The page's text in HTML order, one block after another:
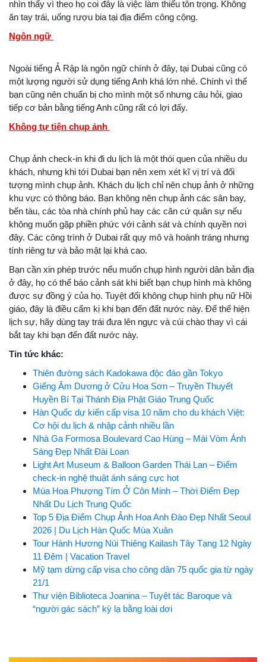
nhìn thấy vì theo họ coi đây là việc làm thiếu tôn trọng. Không
ăn tay trái, uống rượu bia tại địa điểm công cộng.
Ngôn ngữ
Ngoài tiếng Ả Rập là ngôn ngữ chính ở đây, tại Dubai cũng có
một lượng người sử dụng tiếng Anh khá lớn nhé. Chính vì thế
bạn cũng nên chuẩn bị cho mình một số nhưng câu hỏi, giao
tiếp cơ bản bằng tiếng Anh cũng rất có lợi đấy.
Không tự tiện chụp ảnh
Chụp ảnh check-in khi đi du lịch là một thói quen của nhiều du
khách, nhưng khi tới Dubai bạn nên xem xét kĩ vị trí và đối
tượng mình chụp ảnh. Khách du lịch chỉ nên chụp ảnh ở những
khu vực có thông báo. Bạn không nên chụp ảnh các sân bay,
bến tàu, các tòa nhà chính phủ hay các căn cứ quân sự nếu
không muốn gặp phiền phức với cảnh sát và chính quyền nơi
đây. Các công trình ở Dubai rất quy mô và hoành tráng nhưng
tính riêng tư và bảo mật lại khá cao.
Bạn cần xin phép trước nếu muốn chụp hình người dân bản địa
ở đây, họ có thể báo cảnh sát khi biết bạn chụp hình mà không
được sự đồng ý của họ. Tuyệt đối không chụp hình phụ nữ Hồi
giáo, đây là điều cấm kị khi bạn đến đất nước này. Để thể hiện
lịch sự, hãy dùng tay trái đưa lên ngực và cúi chào thay vì cái
bắt tay khi bạn đến đất nước này.
Tin tức khác:
Thiên đường sách Kadokawa độc đáo gần Tokyo
Giếng Âm Dương ở Cửu Hoa Sơn – Truyền Thuyết
Huyền Bí Tại Thánh Địa Phật Giáo Trung Quốc
Hàn Quốc dự kiến cấp visa 10 năm cho du khách Việt:
Cơ hội du lịch & nhập cảnh nhiều lần
Nhà Ga Formosa Boulevard Cao Hùng – Mái Vòm Ánh
Sáng Đẹp Nhất Đài Loan
Light Art Museum & Balloon Garden Thái Lan – Điểm
check-in nghệ thuật ánh sáng cực hot
Mùa Hoa Phượng Tím Ở Côn Minh – Thời Điểm Đẹp
Nhất Du Lịch Trung Quốc
Top 5 Địa Điểm Chụp Ảnh Hoa Anh Đào Đẹp Nhất Seoul
2026 | Du Lịch Hàn Quốc Mùa Xuân
Tour Hành Hương Núi Thiêng Kailash Tây Tạng 12 Ngày
11 Đêm | Vacation Travel
Mỹ tạm dừng cấp visa cho công dân 75 quốc gia từ ngày
21/1
Thư viện Biblioteca Joanina – Tuyệt tác Baroque và
“người gác sách” kỳ lạ bằng loài dơi